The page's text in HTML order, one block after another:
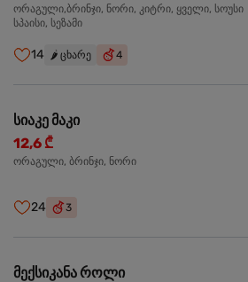
ორაგული,ბრინჯი, ნორი, კიტრი, ყველი, სოუსი
სპაისი, სეზამი
14 🌶️ ცხარე 4
სიაკე მაკი
12,6 ₾
ორაგული, ბრინჯი, ნორი
24 3
მექსიკანა როლი